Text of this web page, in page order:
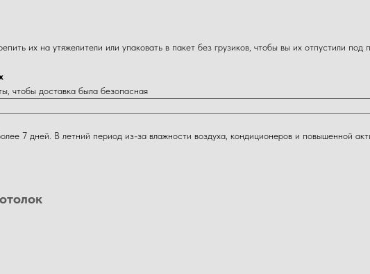
их на утяжелители или упаковать в пакет без грузиков, чтобы вы их отпустили под
чтобы доставка была безопасная
7 дней. В летний период из-за влажности воздуха, кондиционеров и повышенной